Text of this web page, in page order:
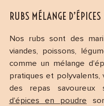
RUBS MÉLANGE D’ÉPICES
Nos rubs sont des
viandes, poissons,
comme un mélange
pratiques et
des repas
d’épices en poudre